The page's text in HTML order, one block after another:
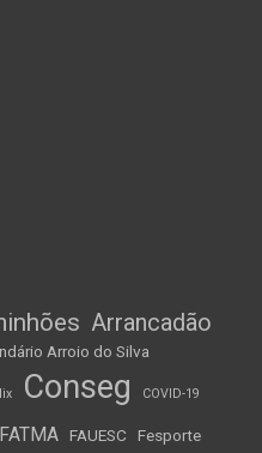
Arrancadão
Arroio do Silva
Conseg COVID-19
FATMA FAUESC Fesporte